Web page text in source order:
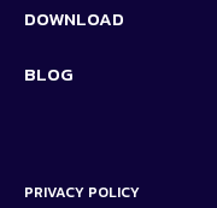
DOWNLOAD
BLOG
PRIVACY POLICY